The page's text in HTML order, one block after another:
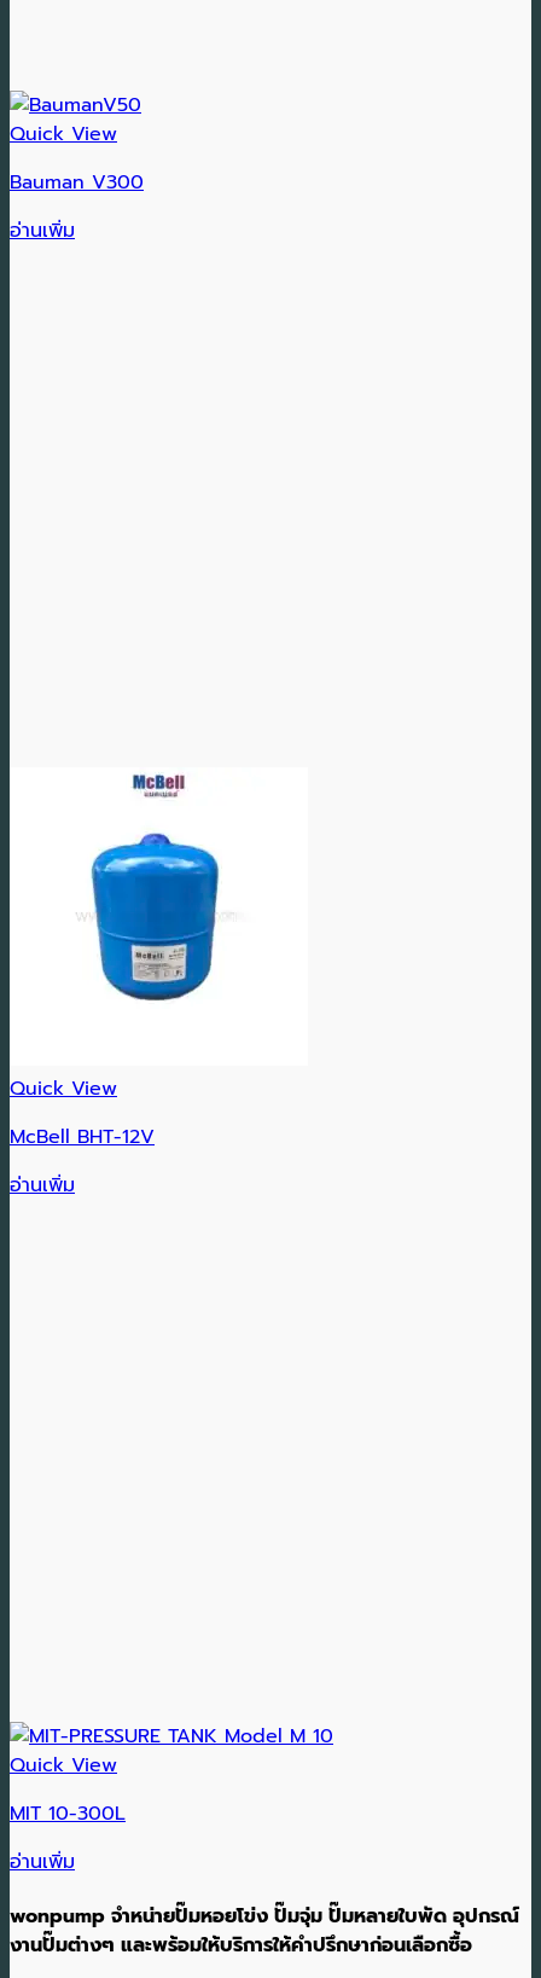
Quick View
Bauman V300
อ่านเพิ่ม
Quick View
McBell BHT-12V
อ่านเพิ่ม
Quick View
MIT 10-300L
อ่านเพิ่ม
wonpump จำหน่ายปั๊มหอยโข่ง ปั๊มจุ่ม ปั๊มหลายใบพัด อุปกรณ์
งานปั๊มต่างๆ และพร้อมให้บริการให้คำปรึกษาก่อนเลือกซื้อ